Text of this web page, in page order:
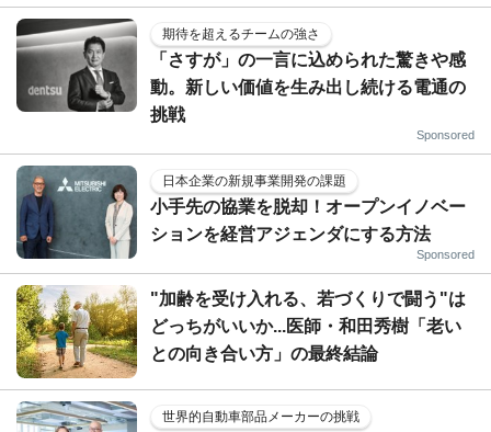
期待を超えるチームの強さ
「さすが」の一言に込められた驚きや感
動。新しい価値を生み出し続ける電通の
挑戦
Sponsored
日本企業の新規事業開発の課題
小手先の協業を脱却！オープンイノベー
ションを経営アジェンダにする方法
Sponsored
"加齢を受け入れる、若づくりで闘う"は
どっちがいいか...医師・和田秀樹「老い
との向き合い方」の最終結論
世界的自動車部品メーカーの挑戦